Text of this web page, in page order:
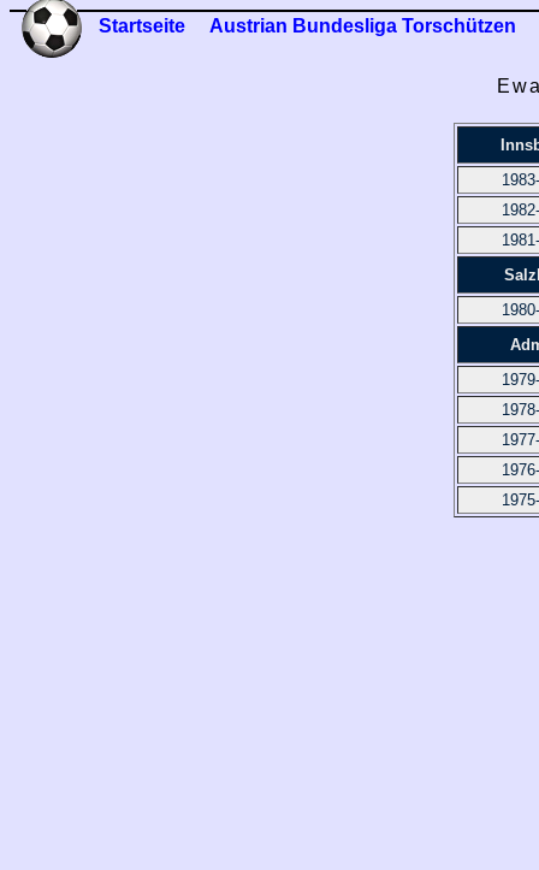
Startseite Austrian Bundesliga Torschützen